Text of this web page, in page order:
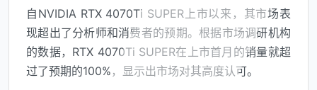
自NVIDIA RTX 4070Ti SUPER上市以来，其市场表
现超出了分析师和消费者的预期。根据市场调研机构
的数据，RTX 4070Ti SUPER在上市首月的销量就超
过了预期的100%，显示出市场对其高度认可。